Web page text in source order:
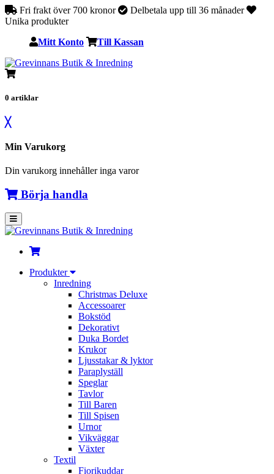
Fri frakt över 700 kronor
Delbetala upp till 36 månader
Unika produkter
Mitt Konto Till Kassan
0 artiklar
╳
Min Varukorg
Din varukorg innehåller inga varor
Börja handla
Produkter
Inredning
Christmas Deluxe
Accessoarer
Bokstöd
Dekorativt
Duka Bordet
Krukor
Ljusstakar & lyktor
Paraplyställ
Speglar
Tavlor
Till Baren
Till Spisen
Urnor
Vikväggar
Växter
Textil
Fiorikuddar